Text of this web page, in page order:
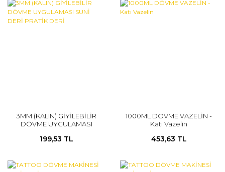
3MM (KALIN) GİYİLEBİLİR
DÖVME UYGULAMASI
199,53 TL
1000ML DÖVME VAZELİN -
Katı Vazelin
453,63 TL